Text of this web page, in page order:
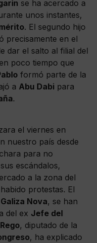
se ha acercado a
unos instantes,
. El segundo hijo
precisamente en el
dar el salto al filial del
poco tiempo que
formó parte de la
a Abu Dabi para
.
el viernes en
nuestro país desde
para no
escándalos,
a la zona del
protestas. El
Galiza Nova, se han
del ex Jefe del
, diputado de la
, ha explicado